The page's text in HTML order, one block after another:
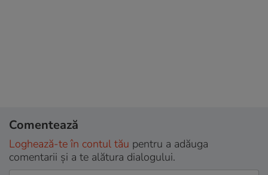
Comentează
Loghează-te în contul tău pentru a adăuga
comentarii și a te alătura dialogului.